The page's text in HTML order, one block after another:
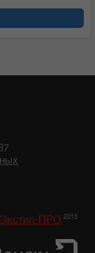
Экстил-ПРО 2015